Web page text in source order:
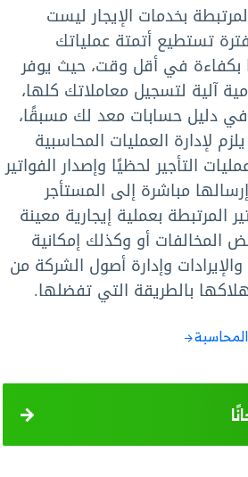
بخدمات الإيجار ليست
تستطيع أتمتة عملياتك
بكفاءة في أقل وقت، حيث يوفر
آلية لتسجيل معاملاتك كلها،
دليل حسابات معد لك مسبقًا،
لإدارة العمليات المحاسبية
التأجير لحظيًا وإصدار الفواتير
مباشرة إلى المستأجر
المرتبطة بعملية إيجارية معينة
المخالفات أو وكذلك إمكانية
وإدارة أصول الشركة من
بالطريقة التي تفضلها.